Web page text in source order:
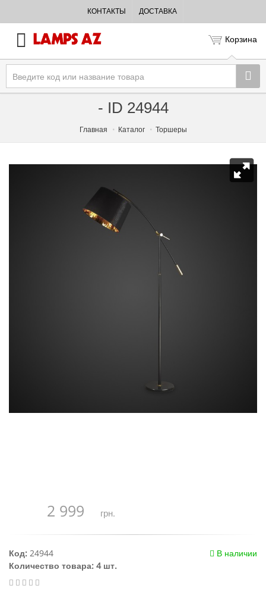
КОНТАКТЫ ДОСТАВКА
Корзина
- ID 24944
Главная Каталог Торшеры
2 999 грн.
В наличии
Код: 24944
Количество товара: 4 шт.